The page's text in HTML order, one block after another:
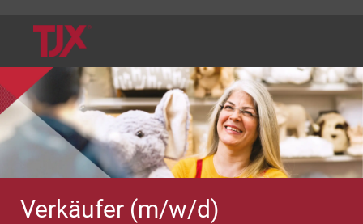
Verkäufer (m/w/d)